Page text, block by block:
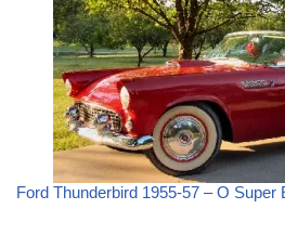
Ford Thunderbird 1955-57 – O Super